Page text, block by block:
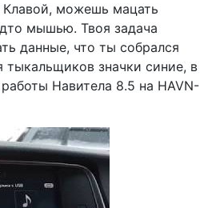
можешь мацать
мышью. Твоя задача
данные, что ты собрался
тыкальщиков значки синие, в
Навитела 8.5 на HAVN-